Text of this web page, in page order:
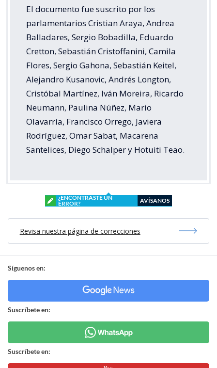
El documento fue suscrito por los
parlamentarios Cristian Araya, Andrea
Balladares, Sergio Bobadilla, Eduardo
Cretton, Sebastián Cristoffanini, Camila
Flores, Sergio Gahona, Sebastián Keitel,
Alejandro Kusanovic, Andrés Longton,
Cristóbal Martínez, Iván Moreira, Ricardo
Neumann, Paulina Núñez, Mario
Olavarría, Francisco Orrego, Javiera
Rodríguez, Omar Sabat, Macarena
Santelices, Diego Schalper y Hotuiti Teao.
¿ENCONTRASTE UN
ERROR?
AVÍSANOS
Revisa nuestra página de correcciones
Síguenos en:
Suscríbete en:
Suscríbete en: